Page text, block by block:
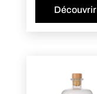
Découvrir